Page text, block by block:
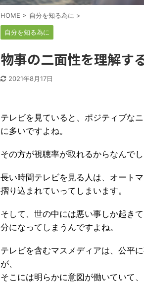
HOME > 自分を知る為に >
自分を知る為に
物事の二面性を理解す
2021年8月17日
テレビを見ていると、ポジティブな
に多いですよね。
その方が視聴率が取れるからなんでし
長い時間テレビを見る人は、オート
摺り込まれていってしまいます。
そして、世の中には悪い事しか起き
分になってしまうんですよね。
テレビを含むマスメディアは、公平
が、
そこには明らかに意図が働いていて